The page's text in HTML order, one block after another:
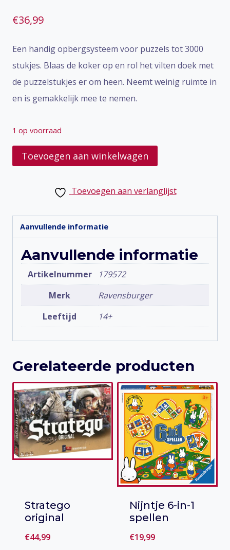
€36,99
Een handig opbergsysteem voor puzzels tot 3000
stukjes. Blaas de koker op en rol het vilten doek met
de puzzelstukjes er om heen. Neemt weinig ruimte in
en is gemakkelijk mee te nemen.
1 op voorraad
Roll
your
aantal
Toevoegen aan winkelwagen
Toevoegen aan verlanglijst
Aanvullende informatie
Aanvullende informatie
Artikelnummer
179572
Merk
Ravensburger
Leeftijd
14+
Gerelateerde producten
Stratego
original
€44,99
Nijntje 6-in-1
spellen
€19,99